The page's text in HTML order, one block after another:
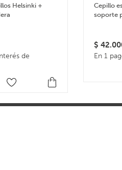
Helsinki +
de
Cepillo
soporte
$
En 1